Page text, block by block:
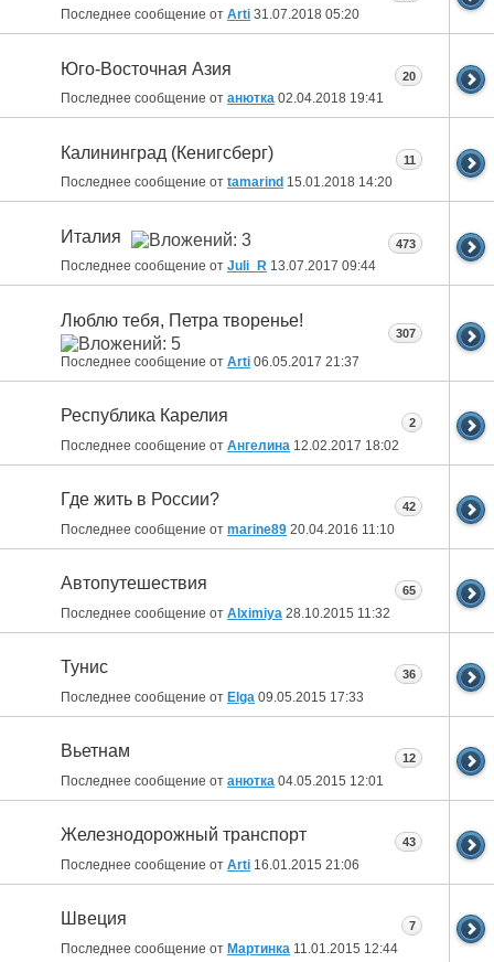
Последнее сообщение от Arti 31.07.2018 05:20
Юго-Восточная Азия
Последнее сообщение от анютка 02.04.2018 19:41
20
Калининград (Кенигсберг)
Последнее сообщение от tamarind 15.01.2018 14:20
11
Италия
Последнее сообщение от Juli_R 13.07.2017 09:44
473
Люблю тебя, Петра творенье!
Последнее сообщение от Arti 06.05.2017 21:37
307
Республика Карелия
Последнее сообщение от Ангелина 12.02.2017 18:02
2
Где жить в России?
Последнее сообщение от marine89 20.04.2016 11:10
42
Автопутешествия
Последнее сообщение от Alximiya 28.10.2015 11:32
65
Тунис
Последнее сообщение от Elga 09.05.2015 17:33
36
Вьетнам
Последнее сообщение от анютка 04.05.2015 12:01
12
Железнодорожный транспорт
Последнее сообщение от Arti 16.01.2015 21:06
43
Швеция
Последнее сообщение от Мартинка 11.01.2015 12:44
7